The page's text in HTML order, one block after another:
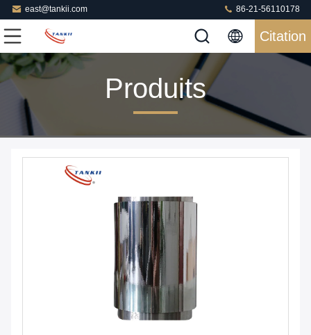
east@tankii.com 86-21-56110178
Citation
Produits